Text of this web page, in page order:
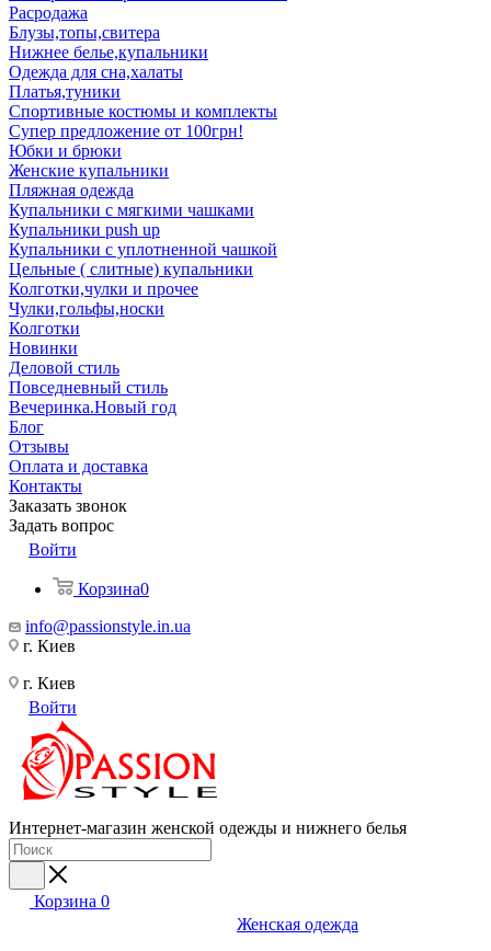
Расродажа
Блузы,топы,свитера
Нижнее белье,купальники
Одежда для сна,халаты
Платья,туники
Спортивные костюмы и комплекты
Супер предложение от 100грн!
Юбки и брюки
Женские купальники
Пляжная одежда
Купальники с мягкими чашками
Купальники push up
Купальники с уплотненной чашкой
Цельные ( слитные) купальники
Колготки,чулки и прочее
Чулки,гольфы,носки
Колготки
Новинки
Деловой стиль
Повседневный стиль
Вечеринка.Новый год
Блог
Отзывы
Оплата и доставка
Контакты
Заказать звонок
Задать вопрос
Войти
Корзина0
info@passionstyle.in.ua
г. Киев
г. Киев
Войти
Интернет-магазин женской одежды и нижнего белья
Корзина 0
Женская одежда